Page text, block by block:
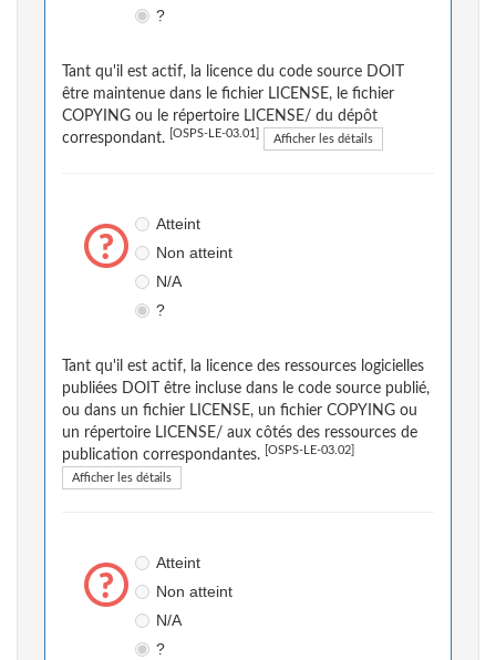
?
Tant qu'il est actif, la licence du code source DOIT
être maintenue dans le fichier LICENSE, le fichier
COPYING ou le répertoire LICENSE/ du dépôt
correspondant.
[OSPS-LE-03.01] Afficher les détails
Atteint
Non atteint
N/A
?
Tant qu'il est actif, la licence des ressources logicielles
publiées DOIT être incluse dans le code source publié,
ou dans un fichier LICENSE, un fichier COPYING ou
un répertoire LICENSE/ aux côtés des ressources de
publication correspondantes.
[OSPS-LE-03.02]
Afficher les détails
Atteint
Non atteint
N/A
?